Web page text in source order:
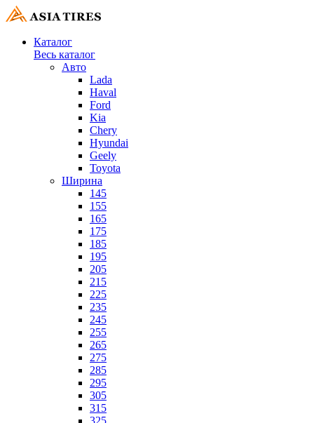
Каталог
Весь каталог
Авто
Lada
Haval
Ford
Kia
Chery
Hyundai
Geely
Toyota
Ширина
145
155
165
175
185
195
205
215
225
235
245
255
265
275
285
295
305
315
325